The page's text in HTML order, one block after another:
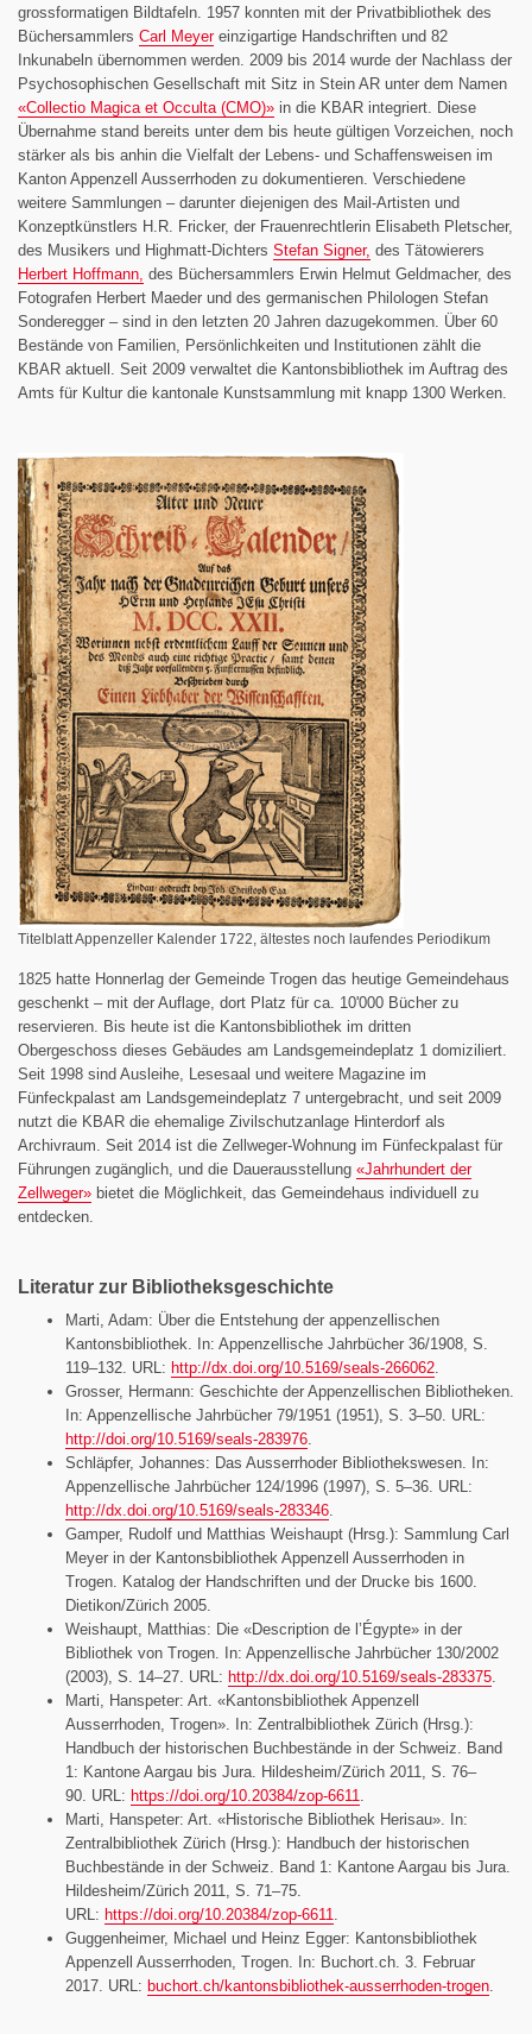
grossformatigen Bildtafeln. 1957 konnten mit der Privatbibliothek des
Büchersammlers Carl Meyereinzigartige Handschriften und 82
Inkunabeln übernommen werden. 2009 bis 2014 wurde der Nachlass der
Psychosophischen Gesellschaft mit Sitz in Stein AR unter dem Namen
«Collectio Magica et Occulta (CMO)» in die KBAR integriert. Diese
Übernahme stand bereits unter dem bis heute gültigen Vorzeichen, noch
stärker als bis anhin die Vielfalt der Lebens- und Schaffensweisen im
Kanton Appenzell Ausserrhoden zu dokumentieren. Verschiedene
weitere Sammlungen – darunter diejenigen des Mail-Artisten und
Konzeptkünstlers H.R. Fricker, der Frauenrechtlerin Elisabeth Pletscher,
des Musikers und Highmatt-Dichters Stefan Signer, des Tätowierers
Herbert Hoffmann, des Büchersammlers Erwin Helmut Geldmacher, des
Fotografen Herbert Maeder und des germanischen Philologen Stefan
Sonderegger – sind in den letzten 20 Jahren dazugekommen. Über 60
Bestände von Familien, Persönlichkeiten und Institutionen zählt die
KBAR aktuell. Seit 2009 verwaltet die Kantonsbibliothek im Auftrag des
Amts für Kultur die kantonale Kunstsammlung mit knapp 1300 Werken.
Titelblatt Appenzeller Kalender 1722, ältestes noch laufendes Periodikum
1825 hatte Honnerlag der Gemeinde Trogen das heutige Gemeindehaus
geschenkt – mit der Auflage, dort Platz für ca. 10'000 Bücher zu
reservieren. Bis heute ist die Kantonsbibliothek im dritten
Obergeschoss dieses Gebäudes am Landsgemeindeplatz 1 domiziliert.
Seit 1998 sind Ausleihe, Lesesaal und weitere Magazine im
Fünfeckpalast am Landsgemeindeplatz 7 untergebracht, und seit 2009
nutzt die KBAR die ehemalige Zivilschutzanlage Hinterdorf als
Archivraum. Seit 2014 ist die Zellweger-Wohnung im Fünfeckpalast für
Führungen zugänglich, und die Dauerausstellung «Jahrhundert der
Zellweger» bietet die Möglichkeit, das Gemeindehaus individuell zu
entdecken.
Literatur zur Bibliotheksgeschichte
Marti, Adam: Über die Entstehung der appenzellischen
Kantonsbibliothek. In: Appenzellische Jahrbücher 36/1908, S.
119–132. URL: http://dx.doi.org/10.5169/seals-266062
Grosser, Hermann: Geschichte der Appenzellischen Bibliotheken.
In: Appenzellische Jahrbücher 79/1951 (1951), S. 3–50. URL:
http://doi.org/10.5169/seals-283976
Schläpfer, Johannes: Das Ausserrhoder Bibliothekswesen. In:
Appenzellische Jahrbücher 124/1996 (1997), S. 5–36. URL:
http://dx.doi.org/10.5169/seals-283346
Gamper, Rudolf und Matthias Weishaupt (Hrsg.): Sammlung Carl
Meyer in der Kantonsbibliothek Appenzell Ausserrhoden in
Trogen. Katalog der Handschriften und der Drucke bis 1600.
Dietikon/Zürich 2005.
Weishaupt, Matthias: Die «Description de l’Égypte» in der
Bibliothek von Trogen. In: Appenzellische Jahrbücher 130/2002
(2003), S. 14–27. URL: http://dx.doi.org/10.5169/seals-283375
Marti, Hanspeter: Art. «Kantonsbibliothek Appenzell
Ausserrhoden, Trogen». In: Zentralbibliothek Zürich (Hrsg.):
Handbuch der historischen Buchbestände in der Schweiz. Band
1: Kantone Aargau bis Jura. Hildesheim/Zürich 2011, S. 76–
90. URL: https://doi.org/10.20384/zop-6611
Marti, Hanspeter: Art. «Historische Bibliothek Herisau». In:
Zentralbibliothek Zürich (Hrsg.): Handbuch der historischen
Buchbestände in der Schweiz. Band 1: Kantone Aargau bis Jura.
Hildesheim/Zürich 2011, S. 71–75.
URL: https://doi.org/10.20384/zop-6611
Guggenheimer, Michael und Heinz Egger: Kantonsbibliothek
Appenzell Ausserrhoden, Trogen. In: Buchort.ch. 3. Februar
2017. URL: buchort.ch/kantonsbibliothek-ausserrhoden-trogen